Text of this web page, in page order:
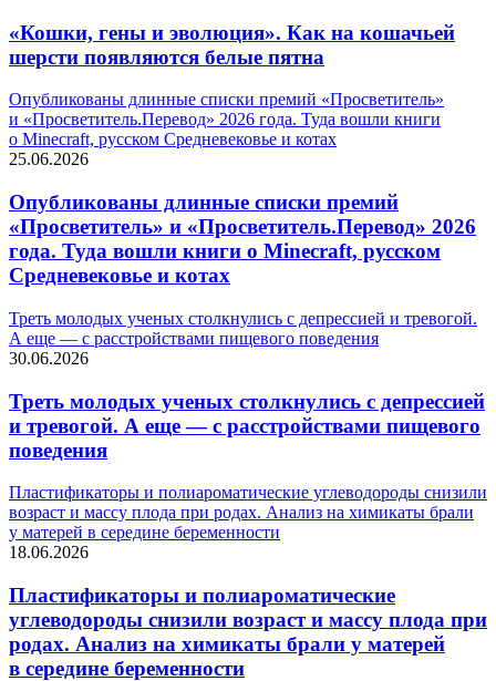
«Кошки, гены и эволюция». Как на кошачьей
шерсти появляются белые пятна
Опубликованы длинные списки премий «Просветитель»
и «Просветитель.Перевод» 2026 года. Туда вошли книги
о Minecraft, русском Средневековье и котах
25.06.2026
Опубликованы длинные списки премий
«Просветитель» и «Просветитель.Перевод» 2026
года. Туда вошли книги о Minecraft, русском
Средневековье и котах
Треть молодых ученых столкнулись с депрессией и тревогой.
А еще — с расстройствами пищевого поведения
30.06.2026
Треть молодых ученых столкнулись с депрессией
и тревогой. А еще — с расстройствами пищевого
поведения
Пластификаторы и полиароматические углеводороды снизили
возраст и массу плода при родах. Анализ на химикаты брали
у матерей в середине беременности
18.06.2026
Пластификаторы и полиароматические
углеводороды снизили возраст и массу плода при
родах. Анализ на химикаты брали у матерей
в середине беременности